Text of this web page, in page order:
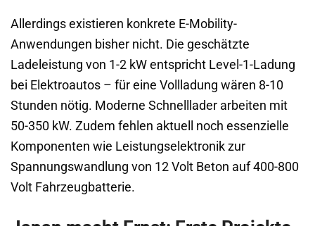
Allerdings existieren konkrete E-Mobility-
Anwendungen bisher nicht. Die geschätzte
Ladeleistung von 1-2 kW entspricht Level-1-Ladung
bei Elektroautos – für eine Vollladung wären 8-10
Stunden nötig. Moderne Schnelllader arbeiten mit
50-350 kW. Zudem fehlen aktuell noch essenzielle
Komponenten wie Leistungselektronik zur
Spannungswandlung von 12 Volt Beton auf 400-800
Volt Fahrzeugbatterie.